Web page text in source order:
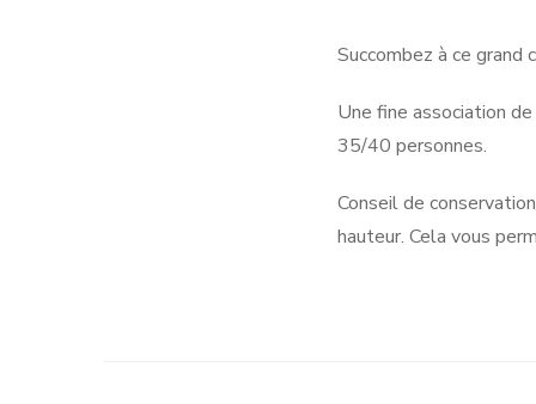
Succombez à ce grand
Une fine association
35/40 personnes.
Conseil de
hauteur. Cela vous